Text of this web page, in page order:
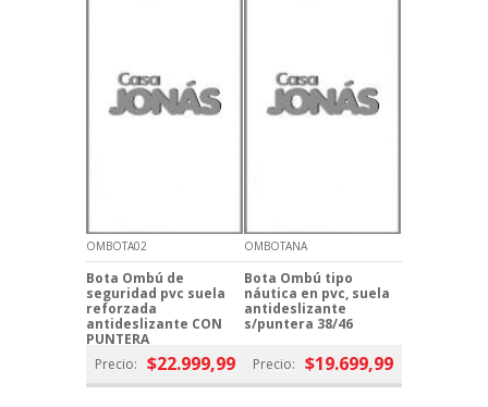
OMBOTA02
Bota Ombú de
seguridad pvc suela
reforzada
antideslizante CON
PUNTERA
Precio: $22.999,99
OMBOTANA
Bota Ombú tipo
náutica en pvc, suela
antideslizante
s/puntera 38/46
Precio: $19.699,99